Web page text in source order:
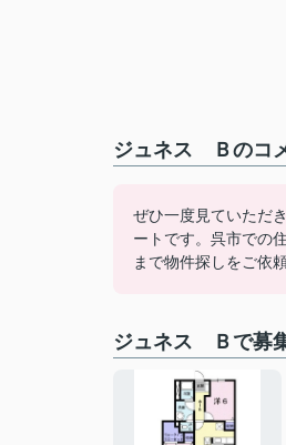
ジュネス Ｂのコ
ぜひ一度見ていただ
ートです。呉市での
まで物件探しをご依
ジュネス Ｂで募